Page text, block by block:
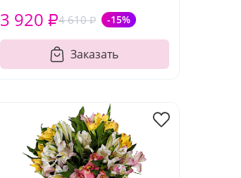
4 610 ₽ -15%
3 920 ₽
Заказать